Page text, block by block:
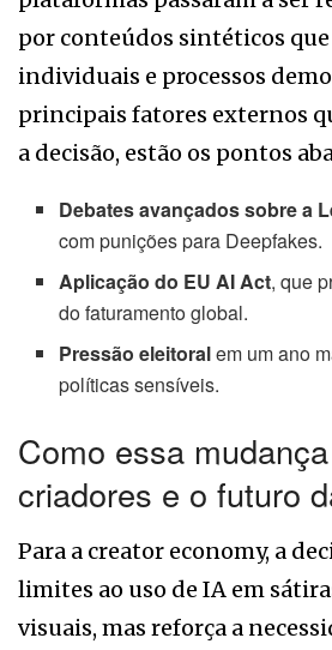
por conteúdos sintéticos
individuais e processos
principais fatores externos
a decisão, estão os pontos
Debates avançados sobre a
com punições para Deepfakes.
Aplicação do EU AI Act, que
do faturamento global.
Pressão eleitoralem um ano
políticas sensíveis.
Como essa
criadores e o futuro
Para a creator economy, a
limites ao uso de IA em
visuais, mas reforça a